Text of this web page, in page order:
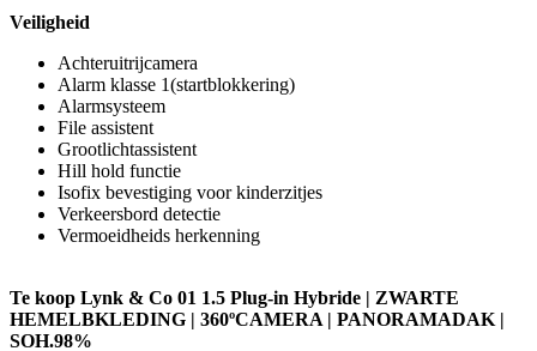
Veiligheid
Achteruitrijcamera
Alarm klasse 1(startblokkering)
Alarmsysteem
File assistent
Grootlichtassistent
Hill hold functie
Isofix bevestiging voor kinderzitjes
Verkeersbord detectie
Vermoeidheids herkenning
Te koop Lynk & Co 01 1.5 Plug-in Hybride | ZWARTE
HEMELBKLEDING | 360ºCAMERA | PANORAMADAK |
SOH.98%